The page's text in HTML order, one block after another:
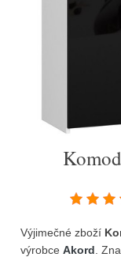
Výjimečné zboží
výrobce Akord .